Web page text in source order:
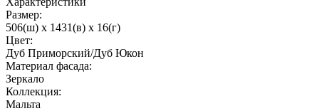
Размер:
506(ш) x 1431(в) x 16(г)
Цвет:
Дуб Приморский/Дуб Юкон
Материал фасада:
Зеркало
Коллекция:
Мальта